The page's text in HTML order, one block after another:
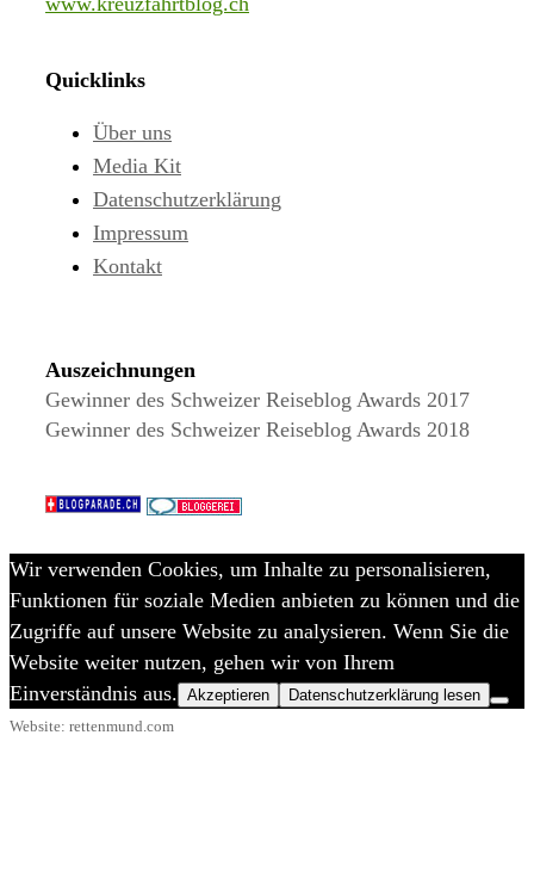
Quicklinks
Über uns
Media Kit
Datenschutzerklärung
Impressum
Kontakt
Auszeichnungen
Gewinner des Schweizer Reiseblog Awards 2017
Gewinner des Schweizer Reiseblog Awards 2018
Website: rettenmund.com
Wir verwenden Cookies, um Inhalte zu personalisieren,
Funktionen für soziale Medien anbieten zu können und die
Zugriffe auf unsere Website zu analysieren. Wenn Sie die
Website weiter nutzen, gehen wir von Ihrem
Einverständnis aus. Akzeptieren Datenschutzerklärung lesen